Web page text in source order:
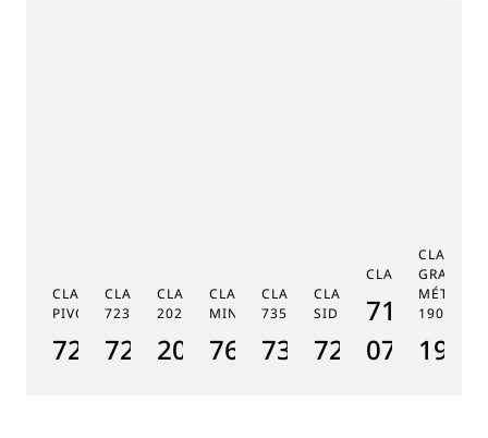
CLASSIQUE RÉGULATEUR À
PIVOT MAGNÉTIQUE 7225
7225BH/0H/9V6
CLASSIQUE PHASE DE LUNE
7235
7235BH/0H/9V6
CLASSIQUE SOUSCRIPTION
2025
2025BH/28/9W6
CLASSIQUE RÉPÉTITION
MINUTES 7637
7637BB/2Y/9ZU
CLASSIQUE TOURBILLON
7357
7357BH/1H/386
CLASSIQUE
SIDÉRAL 7255
7255PT/2N/
CLASSIQUE 7185
7185BH/
07
GRANDE
MÉTIERS
1905